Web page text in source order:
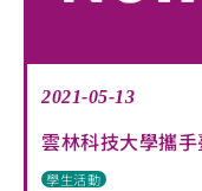
2021-05-13
雲林科技大學攜
學生活動